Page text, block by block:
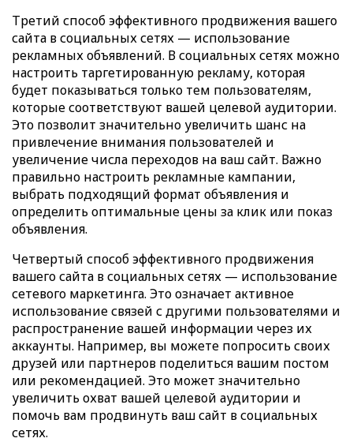
Третий способ эффективного продвижения вашего
сайта в социальных сетях — использование
рекламных объявлений. В социальных сетях можно
настроить таргетированную рекламу, которая
будет показываться только тем пользователям,
которые соответствуют вашей целевой аудитории.
Это позволит значительно увеличить шанс на
привлечение внимания пользователей и
увеличение числа переходов на ваш сайт. Важно
правильно настроить рекламные кампании,
выбрать подходящий формат объявления и
определить оптимальные цены за клик или показ
объявления.
Четвертый способ эффективного продвижения
вашего сайта в социальных сетях — использование
сетевого маркетинга. Это означает активное
использование связей с другими пользователями и
распространение вашей информации через их
аккаунты. Например, вы можете попросить своих
друзей или партнеров поделиться вашим постом
или рекомендацией. Это может значительно
увеличить охват вашей целевой аудитории и
помочь вам продвинуть ваш сайт в социальных
сетях.